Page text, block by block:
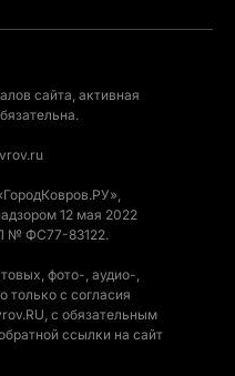
сайта, активная
12 мая 2022
№ ФС77-83122.
фото-, аудио-,
только с согласия
с обязательным
ссылки на сайт